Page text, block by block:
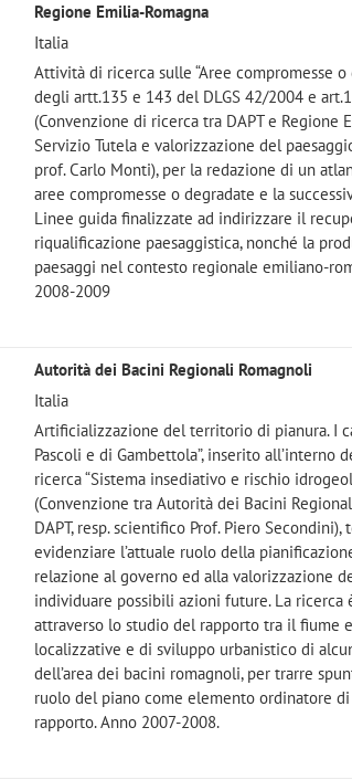
Regione Emilia-Romagna
Italia
Attività di ricerca sulle “Aree compromesse o
degli artt.135 e 143 del DLGS 42/2004 e
(Convenzione di ricerca tra DAPT e Regione
Servizio Tutela e valorizzazione del
prof. Carlo Monti), per la redazione di un
aree compromesse o degradate e la
Linee guida finalizzate ad indirizzare il
riqualificazione paesaggistica, nonché la
paesaggi nel contesto regionale emiliano-
2008-2009
Autorità dei Bacini Regionali Romagnoli
Italia
Artificializzazione del territorio di pianura. I
Pascoli e di Gambettola”, inserito all’interno
ricerca “Sistema insediativo e rischio
(Convenzione tra Autorità dei Bacini
DAPT, resp. scientifico Prof. Piero Secondini),
evidenziare l’attuale ruolo della
relazione al governo ed alla valorizzazione
individuare possibili azioni future. La ricerca
attraverso lo studio del rapporto tra il fiume
localizzative e di sviluppo urbanistico di
dell’area dei bacini romagnoli, per trarre
ruolo del piano come elemento ordinatore
rapporto. Anno 2007-2008.